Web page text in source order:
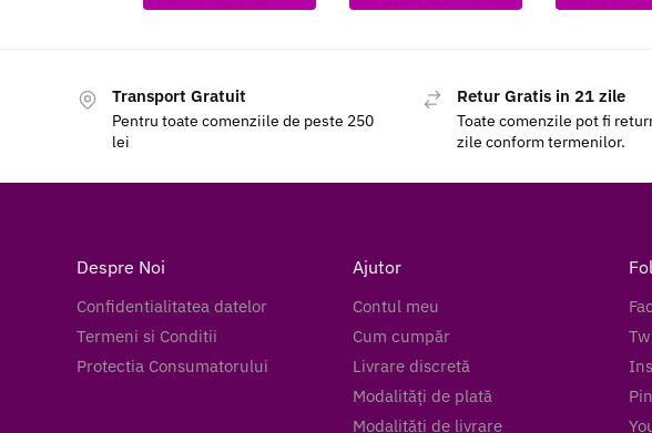
Transport Gratuit
Pentru toate comenziile de peste 250
lei
Retur Gratis in 21 zile
Toate comenzile pot fi
zile conform termenilor.
Despre Noi
Confidentialitatea datelor
Termeni si Conditii
Protectia Consumatorului
Ajutor
Contul meu
Cum cumpăr
Livrare discretă
Modalități de plată
Modalități de livrare